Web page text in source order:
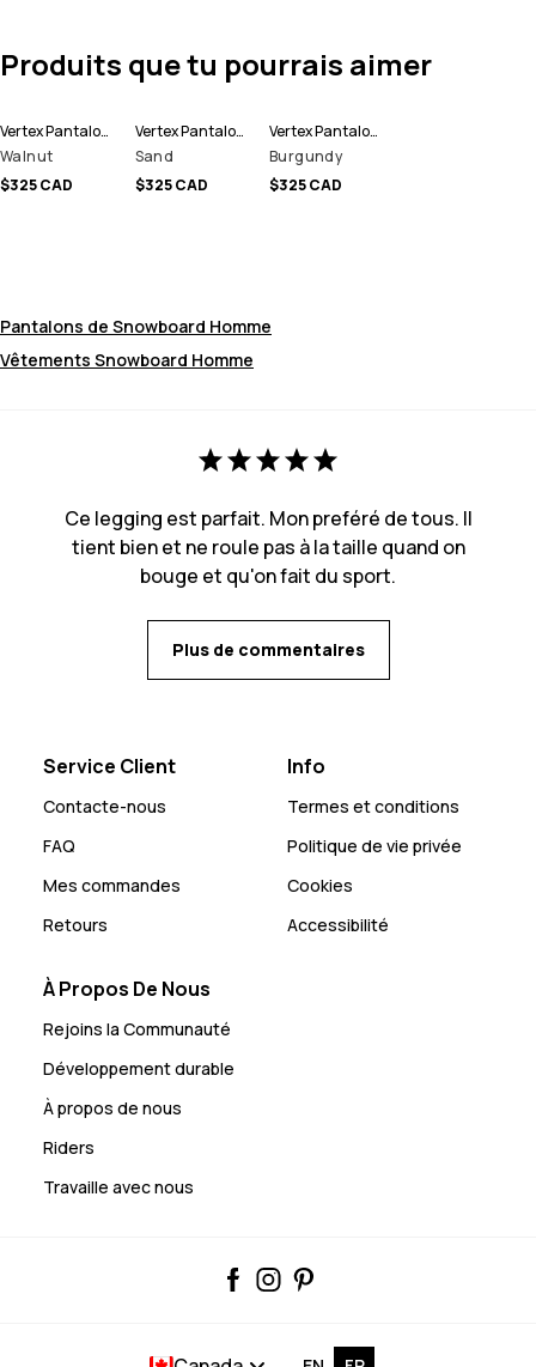
Produits que tu pourrais aimer
Vertex Pantalon de Snowboard Homme
Walnut
$325 CAD
Vertex Pantalon de Snowboard Homme
Sand
$325 CAD
Vertex Pantalon de Snowboard Homme
Burgundy
$325 CAD
Pantalons de Snowboard Homme
Vêtements Snowboard Homme
Ce legging est parfait. Mon preféré de tous. Il
tient bien et ne roule pas à la taille quand on
bouge et qu'on fait du sport.
Plus de commentaires
Service Client
Contacte-nous
FAQ
Mes commandes
Retours
Info
Termes et conditions
Politique de vie privée
Cookies
Accessibilité
À Propos De Nous
Rejoins la Communauté
Développement durable
À propos de nous
Riders
Travaille avec nous